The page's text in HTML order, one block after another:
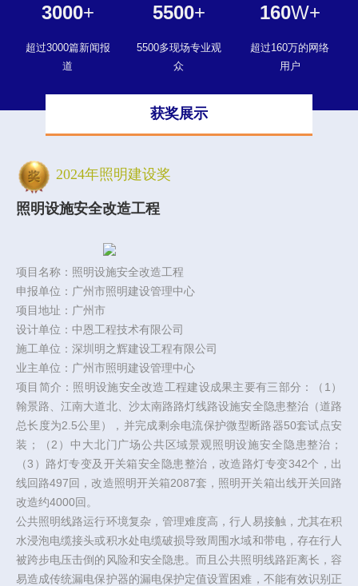
3000+
超过3000篇新闻报
道
5500+
5500多现场专业观
众
160W+
超过160万的网络
用户
获奖展示
2024年照明建设奖
照明设施安全改造工程
项目名称：照明设施安全改造工程
申报单位：广州市照明建设管理中心
项目地址：广州市
设计单位：中恩工程技术有限公司
施工单位：深圳明之辉建设工程有限公司
业主单位：广州市照明建设管理中心
项目简介：照明设施安全改造工程建设成果主要有三部分：（1）
翰景路、江南大道北、沙太南路路灯线路设施安全隐患整治（道路
总长度为2.5公里），并完成剩余电流保护微型断路器50套试点安
装；（2）中大北门广场公共区域景观照明设施安全隐患整治；
（3）路灯专变及开关箱安全隐患整治，改造路灯专变342个，出
线回路497回，改造照明开关箱2087套，照明开关箱出线开关回路
改造约4000回。
公共照明线路运行环境复杂，管理难度高，行人易接触，尤其在积
水浸泡电缆接头或积水处电缆破损导致周围水域和带电，存在行人
被跨步电压击倒的风险和安全隐患。而且公共照明线路距离长，容
易造成传统漏电保护器的漏电保护定值设置困难，不能有效识别正